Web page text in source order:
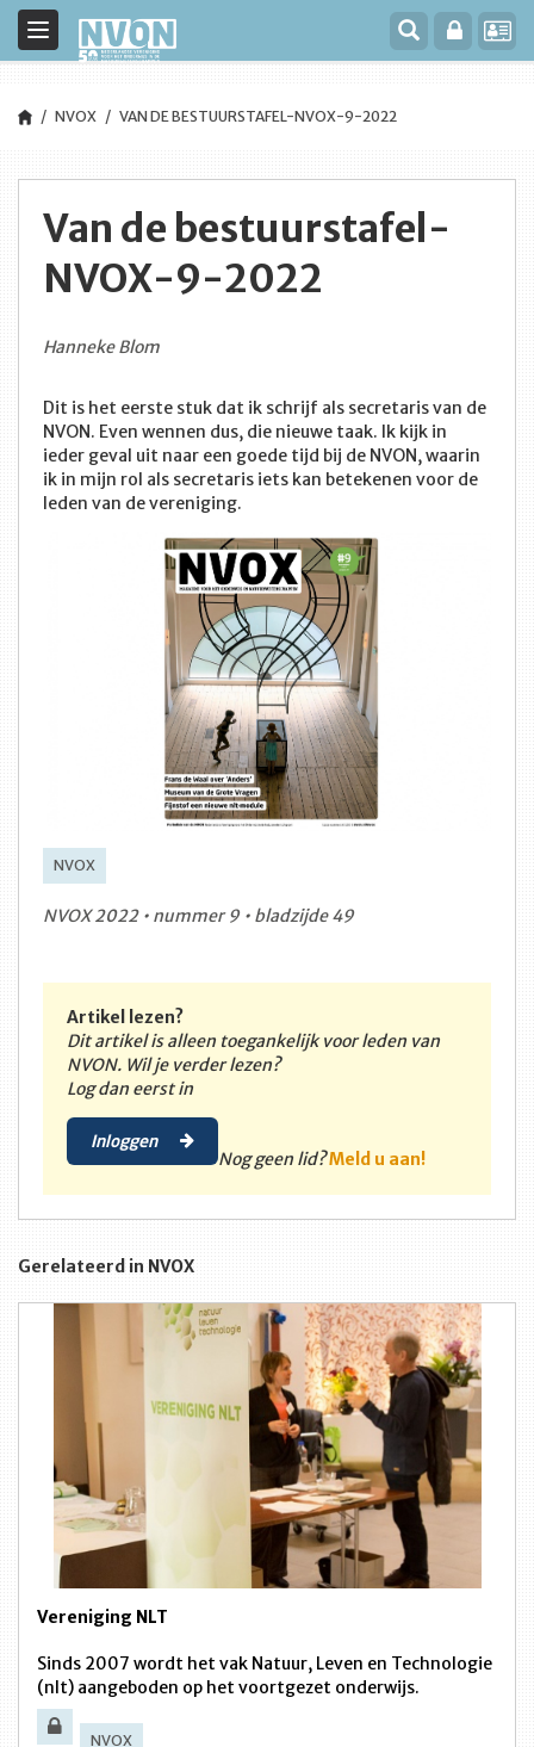
Toggle
navigation
NVOX VAN DE BESTUURSTAFEL-NVOX-9-2022
Van de bestuurstafel-
NVOX-9-2022
Hanneke Blom
Dit is het eerste stuk dat ik schrijf als secretaris van de
NVON. Even wennen dus, die nieuwe taak. Ik kijk in
ieder geval uit naar een goede tijd bij de NVON, waarin
ik in mijn rol als secretaris iets kan betekenen voor de
leden van de vereniging.
NVOX
NVOX 2022 • nummer 9 • bladzijde 49
Artikel lezen?
Dit artikel is alleen toegankelijk voor leden van
NVON. Wil je verder lezen?
Log dan eerst in
Inloggen
Nog geen lid?Meld u aan!
Gerelateerd in NVOX
Vereniging NLT
Sinds 2007 wordt het vak Natuur, Leven en Technologie
(nlt) aangeboden op het voortgezet onderwijs.
NVOX